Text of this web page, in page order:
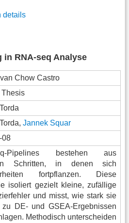
details
RNA-seq Analyse
Chow Castro
Thesis
Jannek Squar
08
Pipelines bestehen aus
Schritten, in denen sich
fortpflanzen. Diese
isoliert gezielt kleine, zufällige
und misst, wie stark sie
DE- und GSEA-Ergebnissen
Methodisch unterscheiden